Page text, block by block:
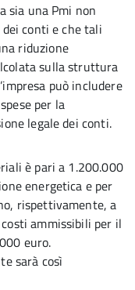
sia una Pmi non
conti e che tali
riduzione
sulla struttura
può includere
per la
legale dei conti.
è pari a 1.200.000
energetica e per
rispettivamente, a
ammissibili per il
euro.
sarà così